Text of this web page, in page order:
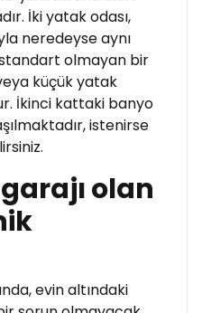
İki yatak odası,
neredeyse aynı
olmayan bir
küçük yatak
İkinci kattaki banyo
istenirse
olan
evin altındaki